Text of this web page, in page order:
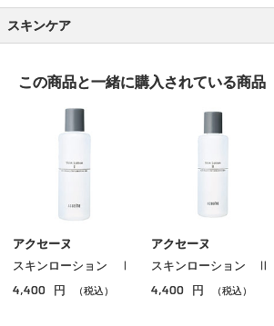
スキンケア
美容液
オイル
この商品と一緒に購入されている商品
アクセーヌ
スキンローション Ⅰ
4,400 円 （税込）
アクセーヌ
スキンローション Ⅱ
4,400 円 （税込）